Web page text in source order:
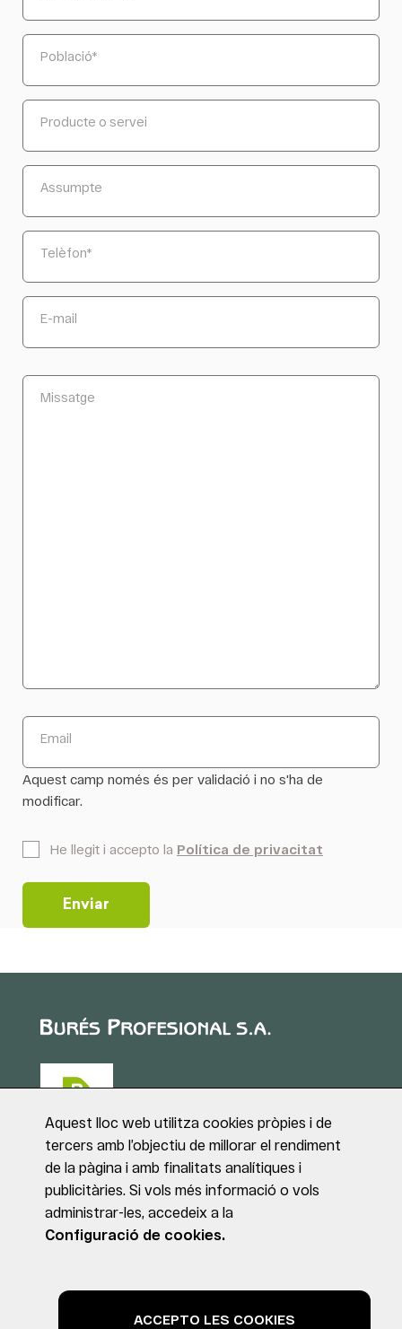
Població*
Producte o servei
Assumpte
Telèfon*
E-mail
Missatge
Email
Aquest camp només és per validació i no s'ha de
modificar.
He llegit i accepto la Política de privacitat
Puig de Sant Roc, 1
17180 VILABLAREIX
(Girona)
Tel. +34 972 40 50 95
Aquest lloc web utilitza cookies pròpies i de
tercers amb l’objectiu de millorar el rendiment
de la pàgina i amb finalitats analítiques i
publicitàries. Si vols més informació o vols
administrar-les, accedeix a la
Configuració de cookies.
ACCEPTO LES COOKIES